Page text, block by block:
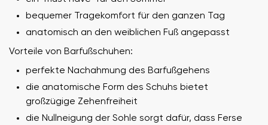
bequemer Tragekomfort für den ganzen Tag
anatomisch an den weiblichen Fuß angepasst
Vorteile von Barfußschuhen:
perfekte Nachahmung des Barfußgehens
die anatomische Form des Schuhs bietet
großzügige Zehenfreiheit
die Nullneigung der Sohle sorgt dafür, dass Ferse